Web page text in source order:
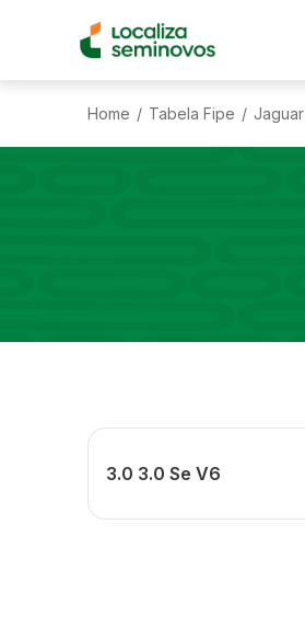
Home / Tabela Fipe / Jaguar
3.0 3.0 Se V6